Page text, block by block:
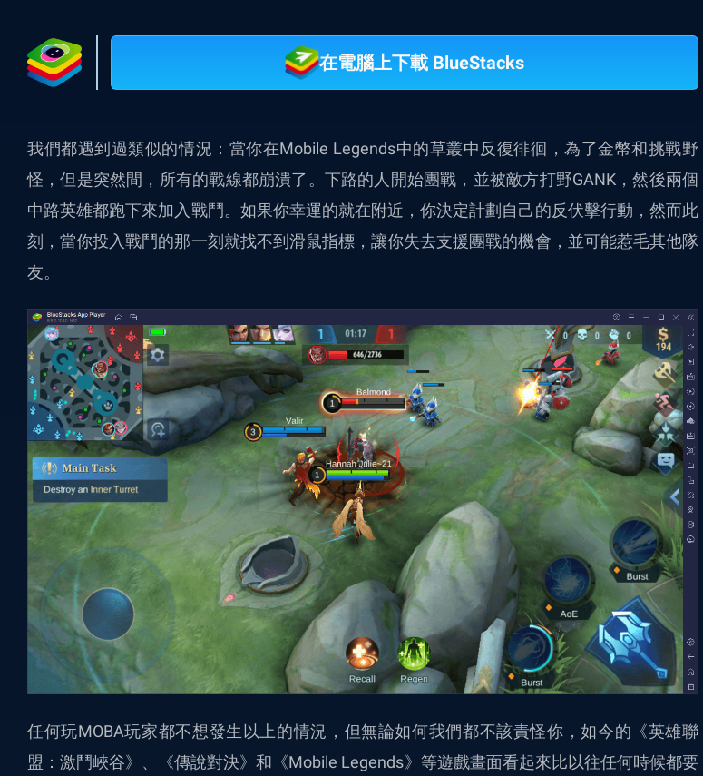
在電腦上下載 BlueStacks
我們都遇到過類似的情況：當你在Mobile Legends中的草叢中反復徘徊，為了金幣和挑戰野
怪，但是突然間，所有的戰線都崩潰了。下路的人開始團戰，並被敵方打野GANK，然後兩個
中路英雄都跑下來加入戰鬥。如果你幸運的就在附近，你決定計劃自己的反伏擊行動，然而此
刻，當你投入戰鬥的那一刻就找不到滑鼠指標，讓你失去支援團戰的機會，並可能惹毛其他隊
友。
任何玩MOBA玩家都不想發生以上的情況，但無論如何我們都不該責怪你，如今的《英雄聯
盟：激鬥峽谷》、《傳說對決》和《Mobile Legends》等遊戲畫面看起來比以往任何時候都要